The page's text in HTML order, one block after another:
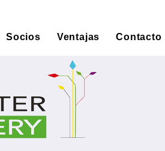
Socios Ventajas Contacto